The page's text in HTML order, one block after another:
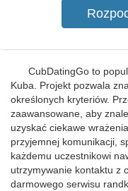
CubDatingGo to
Kuba. Projekt pozwala
określonych kryteriów.
zaawansowane, aby
uzyskać ciekawe
przyjemnej komunikacji,
każdemu uczestnikowi
utrzymywanie kontaktu z
darmowego serwisu